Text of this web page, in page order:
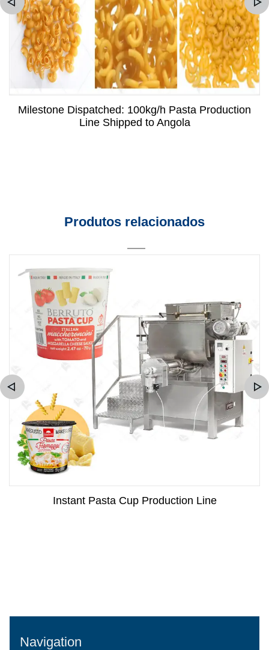
Milestone Dispatched: 100kg/h Pasta Production
Line Shipped to Angola
Produtos relacionados
Instant Pasta Cup Production Line
Navigation